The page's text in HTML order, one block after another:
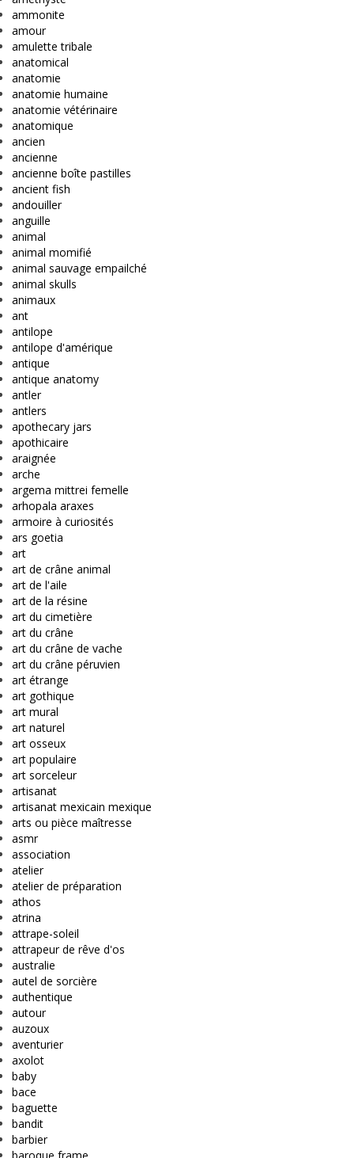
ammonite
amour
amulette tribale
anatomical
anatomie
anatomie humaine
anatomie vétérinaire
anatomique
ancien
ancienne
ancienne boîte pastilles
ancient fish
andouiller
anguille
animal
animal momifié
animal sauvage empailché
animal skulls
animaux
ant
antilope
antilope d'amérique
antique
antique anatomy
antler
antlers
apothecary jars
apothicaire
araignée
arche
argema mittrei femelle
arhopala araxes
armoire à curiosités
ars goetia
art
art de crâne animal
art de l'aile
art de la résine
art du cimetière
art du crâne
art du crâne de vache
art du crâne péruvien
art étrange
art gothique
art mural
art naturel
art osseux
art populaire
art sorceleur
artisanat
artisanat mexicain mexique
arts ou pièce maîtresse
asmr
association
atelier
atelier de préparation
athos
atrina
attrape-soleil
attrapeur de rêve d'os
australie
autel de sorcière
authentique
autour
auzoux
aventurier
axolot
baby
bace
baguette
bandit
barbier
baroque frame